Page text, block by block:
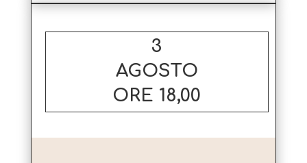
3
AGOSTO
ORE 18,00